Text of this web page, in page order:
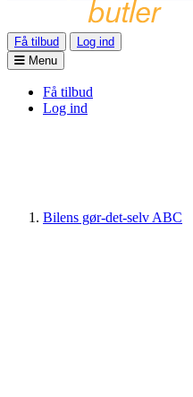
Få tilbud
Log ind
Menu
Få tilbud
Log ind
Bilens gør-det-selv ABC